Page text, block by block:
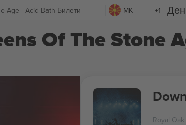
Age - Acid Bath Билети MK +1
Of The Stone
Royal